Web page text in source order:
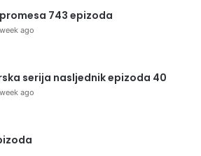
743 epizoda
ago
serija nasljednik epizoda 40
ago